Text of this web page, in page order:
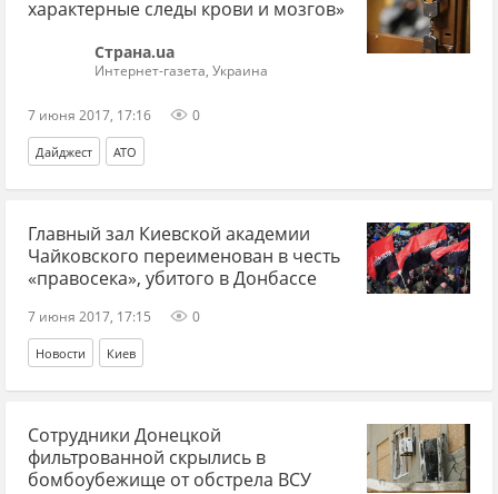
характерные следы крови и мозгов»
Страна.ua
Интернет-газета, Украина
7 июня 2017, 17:16 0
Дайджест АТО
Главный зал Киевской академии
Чайковского переименован в честь
«правосека», убитого в Донбассе
7 июня 2017, 17:15 0
Новости Киев
Сотрудники Донецкой
фильтрованной скрылись в
бомбоубежище от обстрела ВСУ